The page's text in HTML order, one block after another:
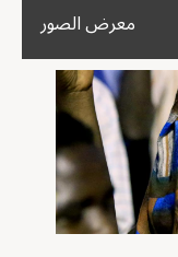
معرض الصور